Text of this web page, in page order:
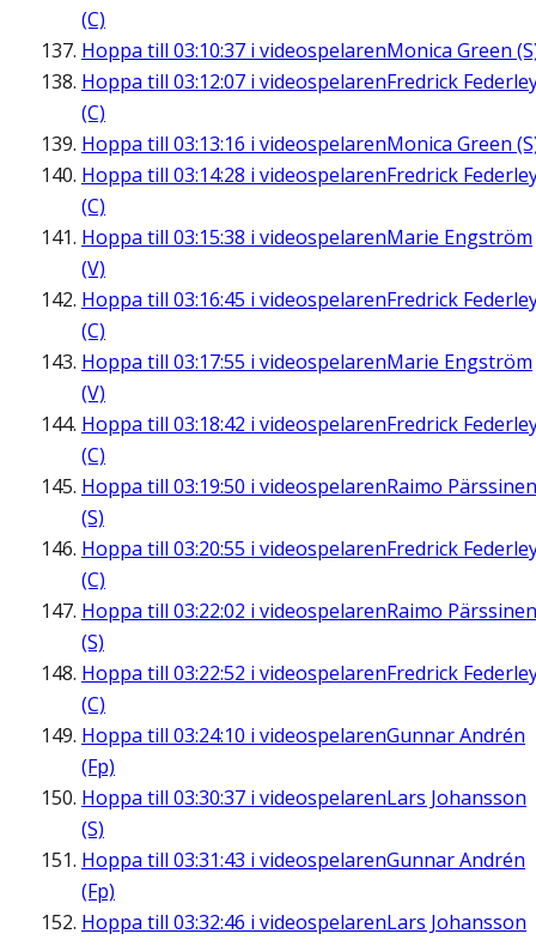
(C)
Hoppa till 03:10:37 i videospelarenMonica Green
Hoppa till 03:12:07 i videospelarenFredrick
(C)
Hoppa till 03:13:16 i videospelarenMonica Green
Hoppa till 03:14:28 i videospelarenFredrick
(C)
Hoppa till 03:15:38 i videospelarenMarie Engström
(V)
Hoppa till 03:16:45 i videospelarenFredrick
(C)
Hoppa till 03:17:55 i videospelarenMarie Engström
(V)
Hoppa till 03:18:42 i videospelarenFredrick
(C)
Hoppa till 03:19:50 i videospelarenRaimo Pärssinen
(S)
Hoppa till 03:20:55 i videospelarenFredrick
(C)
Hoppa till 03:22:02 i videospelarenRaimo Pärssinen
(S)
Hoppa till 03:22:52 i videospelarenFredrick
(C)
Hoppa till 03:24:10 i videospelarenGunnar Andrén
(Fp)
Hoppa till 03:30:37 i videospelarenLars Johansson
(S)
Hoppa till 03:31:43 i videospelarenGunnar Andrén
(Fp)
Hoppa till 03:32:46 i videospelarenLars Johansson